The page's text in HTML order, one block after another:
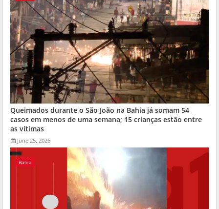
Queimados durante o São João na Bahia já somam 54
casos em menos de uma semana; 15 crianças estão entre
as vítimas
June 25, 2026
Bahia